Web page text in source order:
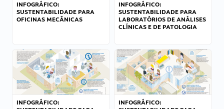
INFOGRÁFICO:
SUSTENTABILIDADE PARA
OFICINAS MECÂNICAS
INFOGRÁFICO:
SUSTENTABILIDADE PARA
LABORATÓRIOS DE ANÁLISES
CLÍNICAS E DE PATOLOGIA
INFOGRÁFICO:
INFOGRÁFICO: